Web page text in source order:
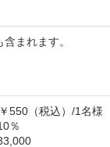
まれます。
（税込）/1名様
％